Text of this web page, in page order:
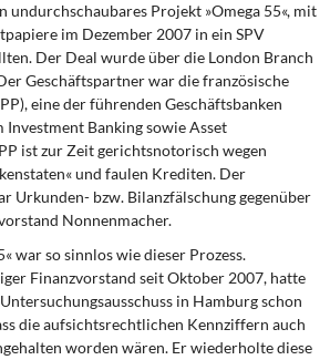
Stiftung
undurchschaubares Projekt »Omega 55«, mit
im Dezember 2007 in ein SPV
Der Deal wurde über die London Branch
Geschäftspartner war die französische
eine der führenden Geschäftsbanken
Investment Banking sowie Asset
ist zur Zeit gerichtsnotorisch wegen
und faulen Krediten. Der
Urkunden- bzw. Bilanzfälschung gegenüber
Nonnenmacher.
war so sinnlos wie dieser Prozess.
Finanzvorstand seit Oktober 2007, hatte
in Hamburg schon
die aufsichtsrechtlichen Kennziffern auch
worden wären. Er wiederholte diese